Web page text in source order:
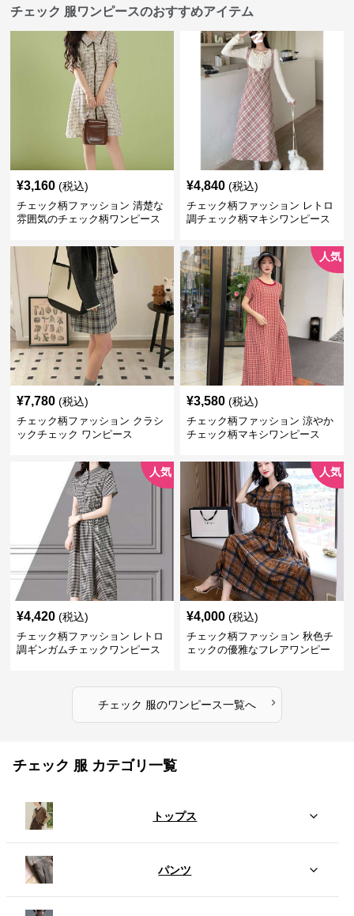
チェック 服ワンピースのおすすめアイテム
¥3,160 (税込)
チェック柄ファッション 清楚な
雰囲気のチェック柄ワンピース
¥4,840 (税込)
チェック柄ファッション レトロ
調チェック柄マキシワンピース
¥7,780 (税込)
チェック柄ファッション クラシ
ックチェック ワンピース
人気
¥3,580 (税込)
チェック柄ファッション 涼やか
チェック柄マキシワンピース
人気
¥4,420 (税込)
チェック柄ファッション レトロ
調ギンガムチェックワンピース
人気
¥4,000 (税込)
チェック柄ファッション 秋色チ
ェックの優雅なフレアワンピー
チェック 服のワンピース一覧へ ›
チェック 服 カテゴリ一覧
トップス
パンツ